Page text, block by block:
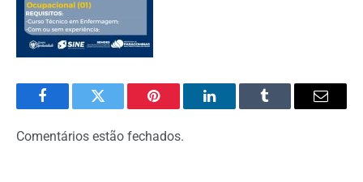
FacebookTwitter Pinterest LinkedInTumblr Email
Comentários estão fechados.